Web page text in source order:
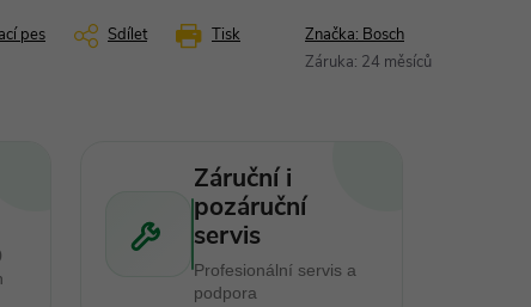
Tisk
pes Sdílet Značka: Bosch
Záruka: 24 měsíců
Záruční i
pozáruční
servis
Profesionální servis a
podpora